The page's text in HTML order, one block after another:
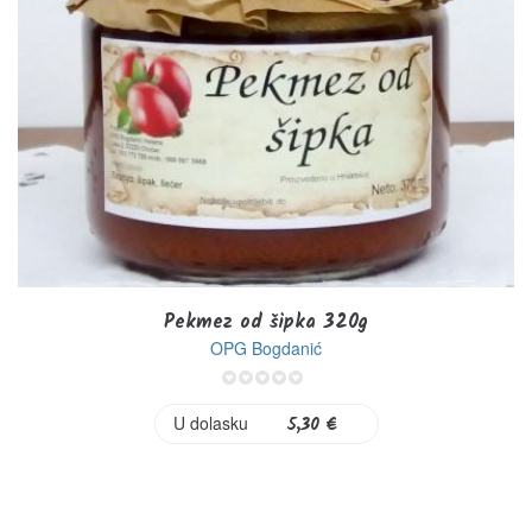
Pekmez od šipka 320g
OPG Bogdanić
U dolasku
5,30 €